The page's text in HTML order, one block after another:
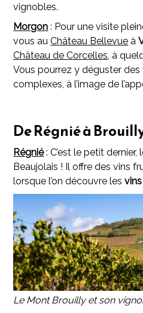
vignobles.
Morgon : Pour une visite
vous auChâteau Bellevue à
Château de Corcelles , à
Vous pourrez y déguster
complexes, à l’image de
De Régnié à
Régnié: C’est le petit
Beaujolais ! Il offre des vins
lorsque l’on découvre les
Le Mont Brouilly et son